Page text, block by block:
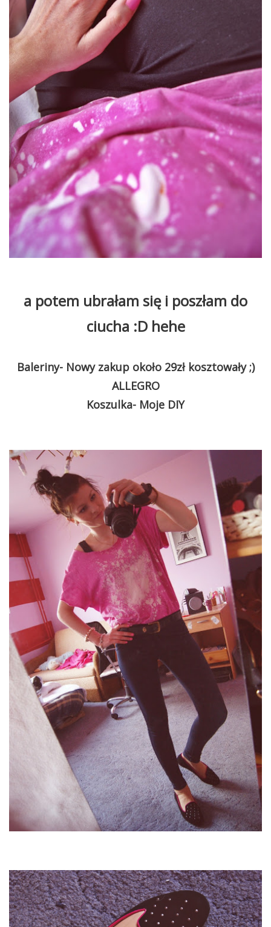
a potem ubrałam się i poszłam do
ciucha :D hehe
Baleriny- Nowy zakup około 29zł kosztowały ;)
ALLEGRO
Koszulka- Moje DIY